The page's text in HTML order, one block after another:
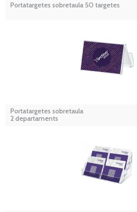
Portatargetes sobretaula 50 targetes
Portatargetes sobretaula
2 departaments